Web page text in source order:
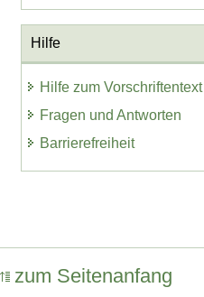
Hilfe
Hilfe zum Vorschriftentext
Fragen und Antworten
Barrierefreiheit
zum Seitenanfang